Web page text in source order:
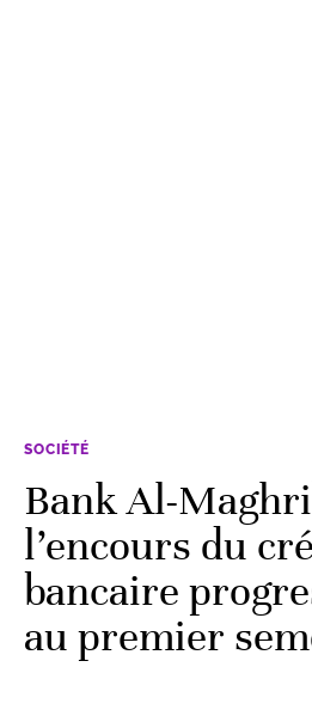
SOCIÉTÉ
Bank Al-
l’encours du
bancaire
au premier